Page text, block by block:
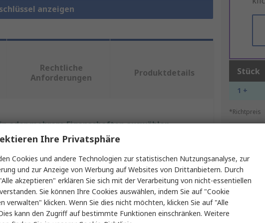
anzeigen
Stück
1 +
*Richtpreis
Rechtliche
Anforderungen
Produktdetails
oder mehrere Eigenschaften auswählen.
RS PRO
Einstellbar
30 mm
Ihre Privatsphäre
Cookies und andere Technologien zur statistischen Nutzungsanalyse, zur
und zur Anzeige von Werbung auf Websites von Drittanbietern. Durch
akzeptieren" erklären Sie sich mit der Verarbeitung von nicht-essentiellen
Sie können Ihre Cookies auswählen, indem Sie auf "Cookie
verwalten" klicken. Wenn Sie dies nicht möchten, klicken Sie auf "Alle
kann den Zugriff auf bestimmte Funktionen einschränken. Weitere